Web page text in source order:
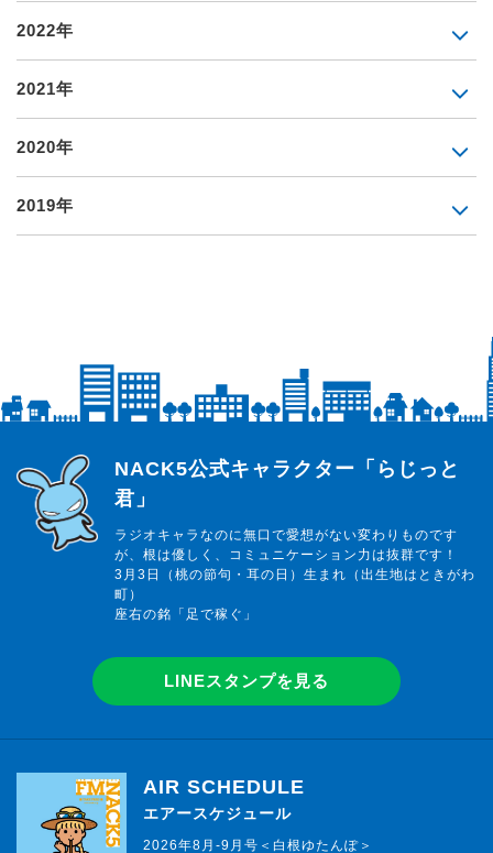
2022年
2021年
2020年
2019年
らじっと君
NACK5公式キャラクター「らじっと
君」
ラジオキャラなのに無口で愛想がない変わりものです
が、根は優しく、コミュニケーション力は抜群です！
3月3日（桃の節句・耳の日）生まれ（出生地はときがわ
町）
座右の銘「足で稼ぐ」
LINEスタンプを見る
AIR SCHEDULE
エアースケジュール
2026年8月-9月号＜白根ゆたんぽ＞